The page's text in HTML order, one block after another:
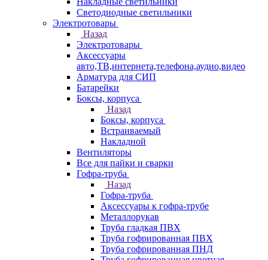
Светодиодные светильники
Электротовары
Назад
Электротовары
Аксессуары
авто,ТВ,интернета,телефона,аудио,видео
Арматура для СИП
Батарейки
Боксы, корпуса
Назад
Боксы, корпуса
Встраиваемый
Накладной
Вентиляторы
Все для пайки и сварки
Гофра-труба
Назад
Гофра-труба
Аксессуары к гофра-трубе
Металлорукав
Труба гладкая ПВХ
Труба гофрированная ПВХ
Труба гофрированная ПНД